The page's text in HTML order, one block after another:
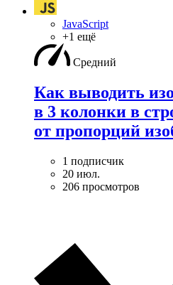
JavaScript
+1 ещё
Средний
Как выводить
в 3 колонки в
от пропорций
1 подписчик
20 июл.
206 просмотров